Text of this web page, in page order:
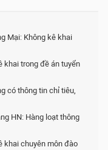
Mại: Không kê khai
khai trong đề án tuyển
có thông tin chỉ tiêu,
HN: Hàng loạt thông
khai chuyên môn đào